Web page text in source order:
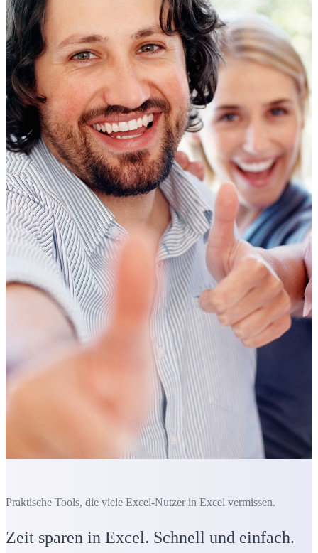
Praktische Tools, die viele Excel-Nutzer in Excel vermissen.
Zeit sparen in Excel. Schnell und einfach.